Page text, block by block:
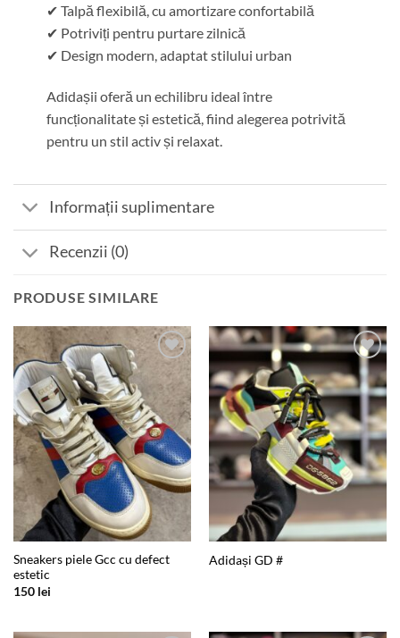
✔ Talpă flexibilă, cu amortizare confortabilă
✔ Potriviți pentru purtare zilnică
✔ Design modern, adaptat stilului urban
Adidașii oferă un echilibru ideal între
funcționalitate și estetică, fiind alegerea potrivită
pentru un stil activ și relaxat.
Informații suplimentare
Recenzii (0)
PRODUSE SIMILARE
Add to
wishlist
Sneakers piele Gcc cu defect
estetic
150 lei
Add to
wishlist
Adidași GD #